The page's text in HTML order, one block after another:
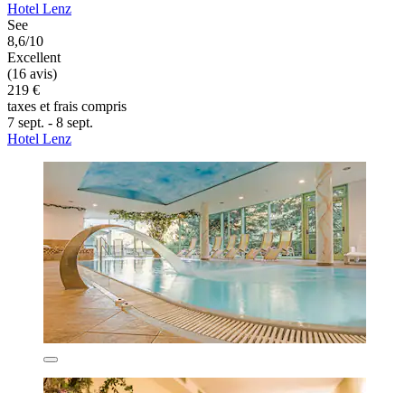
Hotel Lenz
See
8,6/10
Excellent
(16 avis)
219 €
taxes et frais compris
7 sept. - 8 sept.
Hotel Lenz